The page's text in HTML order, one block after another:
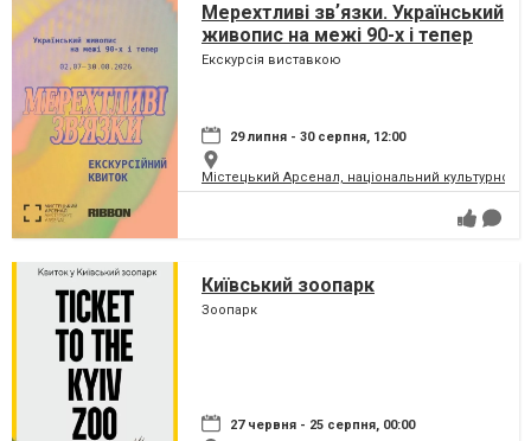
Мерехтливі звʼязки. Український
живопис на межі 90-х і тепер
Екскурсія виставкою
29 липня - 30 серпня, 12:00
Містецький Арсенал, національний культурно-
Київський зоопарк
Зоопарк
27 червня - 25 серпня, 00:00